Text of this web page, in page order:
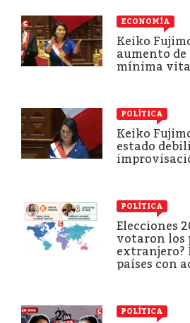
ECONOMÍA
Keiko
aumento
mínima
POLÍTICA
Keiko
estado
POLÍTICA
Elecciones
votaron los
extranjero?
países con
POLÍTICA